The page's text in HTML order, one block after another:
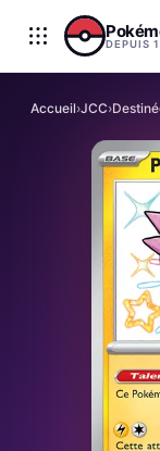
Aller au contenu
DEPUIS
Accueil›JCC›